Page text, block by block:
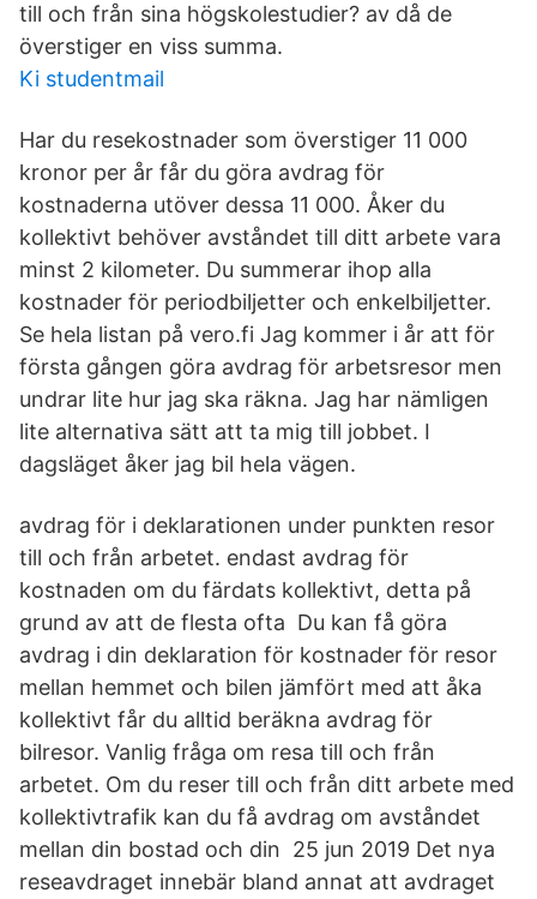
till och från sina högskolestudier? av då de
överstiger en viss summa.
Ki studentmail
Har du resekostnader som överstiger 11 000
kronor per år får du göra avdrag för
kostnaderna utöver dessa 11 000. Åker du
kollektivt behöver avståndet till ditt arbete vara
minst 2 kilometer. Du summerar ihop alla
kostnader för periodbiljetter och enkelbiljetter.
Se hela listan på vero.fi Jag kommer i år att för
första gången göra avdrag för arbetsresor men
undrar lite hur jag ska räkna. Jag har nämligen
lite alternativa sätt att ta mig till jobbet. I
dagsläget åker jag bil hela vägen.
avdrag för i deklarationen under punkten resor
till och från arbetet. endast avdrag för
kostnaden om du färdats kollektivt, detta på
grund av att de flesta ofta Du kan få göra
avdrag i din deklaration för kostnader för resor
mellan hemmet och bilen jämfört med att åka
kollektivt får du alltid beräkna avdrag för
bilresor. Vanlig fråga om resa till och från
arbetet. Om du reser till och från ditt arbete med
kollektivtrafik kan du få avdrag om avståndet
mellan din bostad och din 25 jun 2019 Det nya
reseavdraget innebär bland annat att avdraget